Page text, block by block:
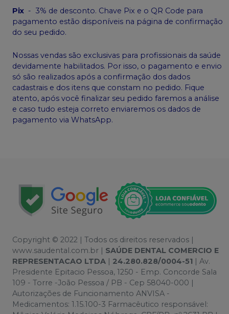
Pix - 3% de desconto. Chave Pix e o QR Code para
pagamento estão disponíveis na página de confirmação
do seu pedido.
Nossas vendas são exclusivas para profissionais da saúde
devidamente habilitados. Por isso, o pagamento e envio
só são realizados após a confirmação dos dados
cadastrais e dos itens que constam no pedido. Fique
atento, após você finalizar seu pedido faremos a análise
e caso tudo esteja correto enviaremos os dados de
pagamento via WhatsApp.
Copyright © 2022 | Todos os direitos reservados |
www.saudental.com.br | SAÚDE DENTAL COMERCIO E
REPRESENTACAO LTDA | 24.280.828/0004-51 | Av.
Presidente Epitacio Pessoa, 1250 - Emp. Concorde Sala
109 - Torre -João Pessoa / PB - Cep 58040-000 |
Autorizações de Funcionamento ANVISA -
Medicamentos: 1.15.100-3 Farmacêutico responsável: